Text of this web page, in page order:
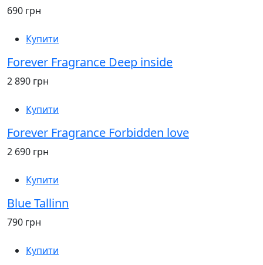
690 грн
Купити
Forever Fragrance Deep inside
2 890 грн
Купити
Forever Fragrance Forbidden love
2 690 грн
Купити
Blue Tallinn
790 грн
Купити